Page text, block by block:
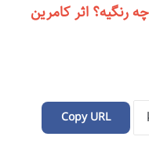
رنگیه؟ اثر کامرین
Copy URL